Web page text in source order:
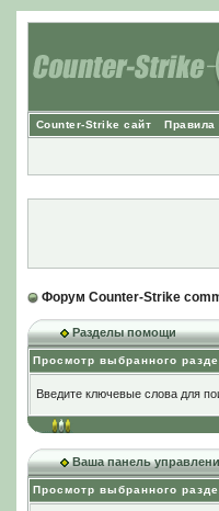
Counter-Strike сайт
Форум Counter-Strike
Разделы помощи
Просмотр выбранного
Введите ключевые слова для
Ваша панель
Просмотр выбранного